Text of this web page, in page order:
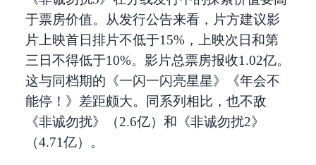
于票房价值。从发行公告来看，片方建议影
片上映首日排片不低于15%，上映次日和第
三日不得低于10%。影片总票房报收1.02亿。
这与同档期的《一闪一闪亮星星》《年会不
能停！》差距颇大。同系列相比，也不敌
《非诚勿扰》（2.6亿）和《非诚勿扰2》
（4.71亿）。